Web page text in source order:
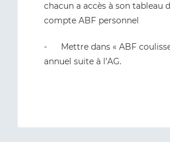
chacun a accès à son tableau
compte ABF personnel
- Mettre dans « ABF
annuel suite à l’AG.